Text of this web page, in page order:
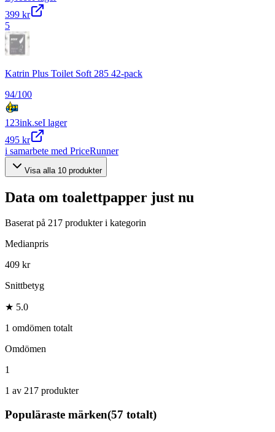
399 kr
5
Katrin Plus Toilet Soft 285 42-pack
94/100
123ink.seI lager
495 kr
i samarbete med PriceRunner
Visa alla 10 produkter
Data om toalettpapper just nu
Baserat på 217 produkter i kategorin
Medianpris
409 kr
Snittbetyg
★ 5.0
1 omdömen totalt
Omdömen
1
1 av 217 produkter
Populäraste märken(57 totalt)